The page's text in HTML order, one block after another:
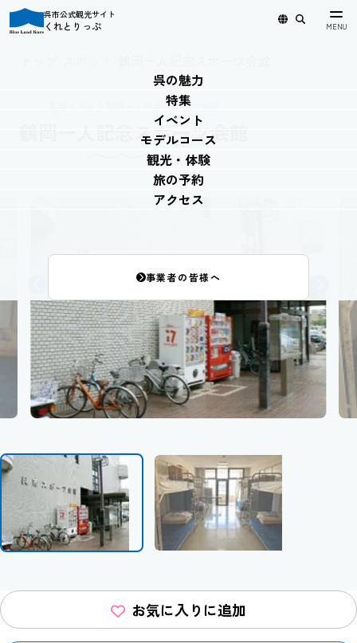
呉市公式観光サイト
くれとりっぷ
呉の魅力
特集
イベント
モデルコース
観光・体験
旅の予約
アクセス
事業者の皆様へ
合宿するなら鶴岡一人記念スポーツ会館
鶴岡一人記念スポーツ会館
お気に入りに追加